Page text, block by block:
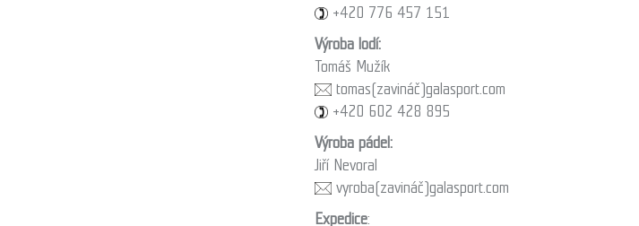
+420 776 457 151
Výroba lodí:
Tomáš Mužík
tomas(zavináč)galasport.com
+420 602 428 895
Výroba pádel:
Jiří Nevoral
vyroba(zavináč)galasport.com
Expedice: